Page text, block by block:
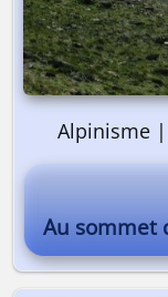
Alpinisme
Au sommet